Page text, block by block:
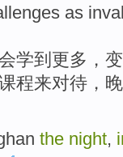
as
学到 更多 ，
程来对待，
the night,